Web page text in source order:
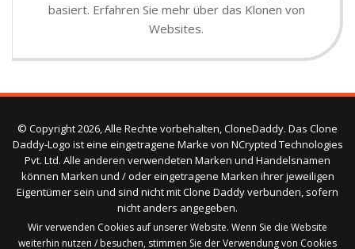
basiert. Erfahren Sie mehr über das Klonen von
Websites.
© Copyright 2026, Alle Rechte vorbehalten, CloneDaddy. Das Clone
Daddy-Logo ist eine eingetragene Marke von NCrypted Technologies
Pvt. Ltd. Alle anderen verwendeten Marken und Handelsnamen
können Marken und / oder eingetragene Marken ihrer jeweiligen
Eigentümer sein und sind nicht mit Clone Daddy verbunden, sofern
nicht anders angegeben.
Wir verwenden Cookies auf unserer Website. Wenn Sie die Website
weiterhin nutzen / besuchen, stimmen Sie der Verwendung von Cookies